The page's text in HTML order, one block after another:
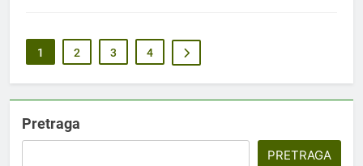
1 2 3 4
Pretraga
PRETRAGA